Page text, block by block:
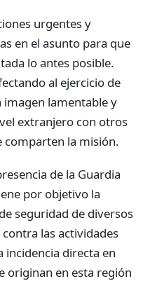
urgentes y
en el asunto para que
lo antes posible.
al ejercicio de
imagen lamentable y
extranjero con otros
comparten la misión.
de la Guardia
por objetivo la
seguridad de diversos
las actividades
incidencia directa en
originan en esta región